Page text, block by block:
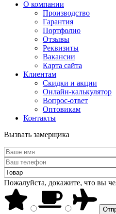
О компании
Производство
Гарантия
Портфолио
Отзывы
Реквизиты
Вакансии
Карта сайта
Клиентам
Скидки и акции
Онлайн-калькулятор
Вопрос-ответ
Оптовикам
Контакты
Вызвать замерщика
Пожалуйста, докажите, что вы